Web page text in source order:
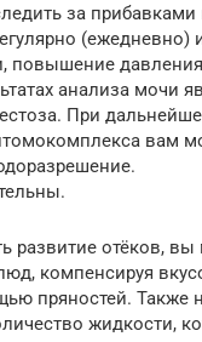
за прибавками
(ежедневно)
повышение
анализа мочи
При
вам
развитие отёков, вы
компенсируя
пряностей. Также
жидкости,